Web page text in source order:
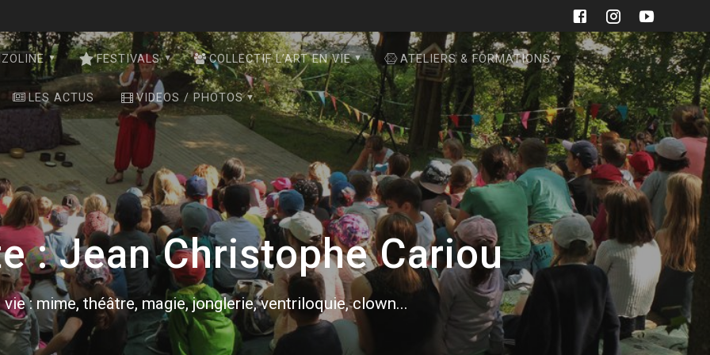
FESTIVALS COLLECTIF L’ART EN VIE ATELIERS & FORMATIONS
LES ACTUS VIDEOS / PHOTOS
:Jean Christophe Cariou
: mime, théâtre, magie, jonglerie, ventriloquie, clown...